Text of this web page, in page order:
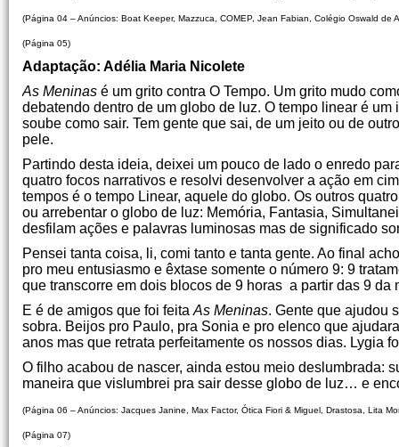
(Página 04 – Anúncios: Boat Keeper, Mazzuca, COMEP, Jean Fabian, Colégio Oswald de
(Página 05)
Adaptação: Adélia Maria Nicolete
As Meninas é um grito contra O Tempo. Um grito mudo
debatendo dentro de um globo de luz. O tempo linear é
soube como sair. Tem gente que sai, de um jeito ou de
pele.
Partindo desta ideia, deixei um pouco de lado o enredo
quatro focos narrativos e resolvi desenvolver a ação em
tempos é o tempo Linear, aquele do globo. Os outros
ou arrebentar o globo de luz: Memória, Fantasia,
desfilam ações e palavras luminosas mas de significado
Pensei tanta coisa, li, comi tanto e tanta gente. Ao final
pro meu entusiasmo e êxtase somente o número 9: 9
que transcorre em dois blocos de 9 horas a partir das 9
E é de amigos que foi feita As Meninas. Gente que ajudou
sobra. Beijos pro Paulo, pra Sonia e pro elenco que
anos mas que retrata perfeitamente os nossos dias. Lygia
O filho acabou de nascer, ainda estou meio deslumbrada:
maneira que vislumbrei pra sair desse globo de luz… e
(Página 06 – Anúncios: Jacques Janine, Max Factor, Ótica Fiori & Miguel, Drastosa, Lita
(Página 07)